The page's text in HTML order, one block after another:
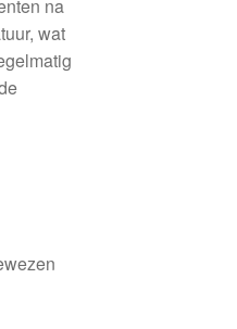
na
wat